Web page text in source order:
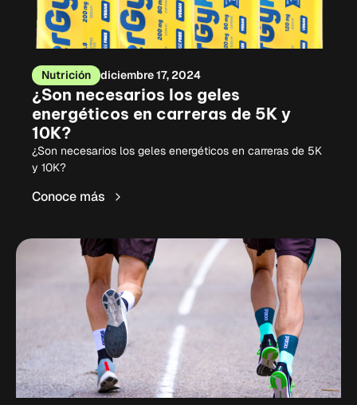
Nutrición diciembre 17, 2024
¿Son necesarios los geles
energéticos en carreras de 5K y
10K?
¿Son necesarios los geles energéticos en carreras de 5K
y 10K?
Conoce más